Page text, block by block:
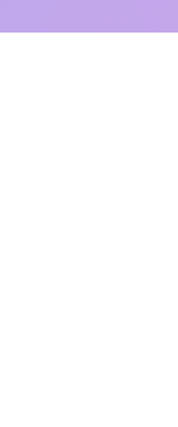
Kapcsolódó